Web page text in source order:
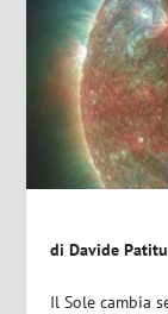
di Davide
Il Sole cambia